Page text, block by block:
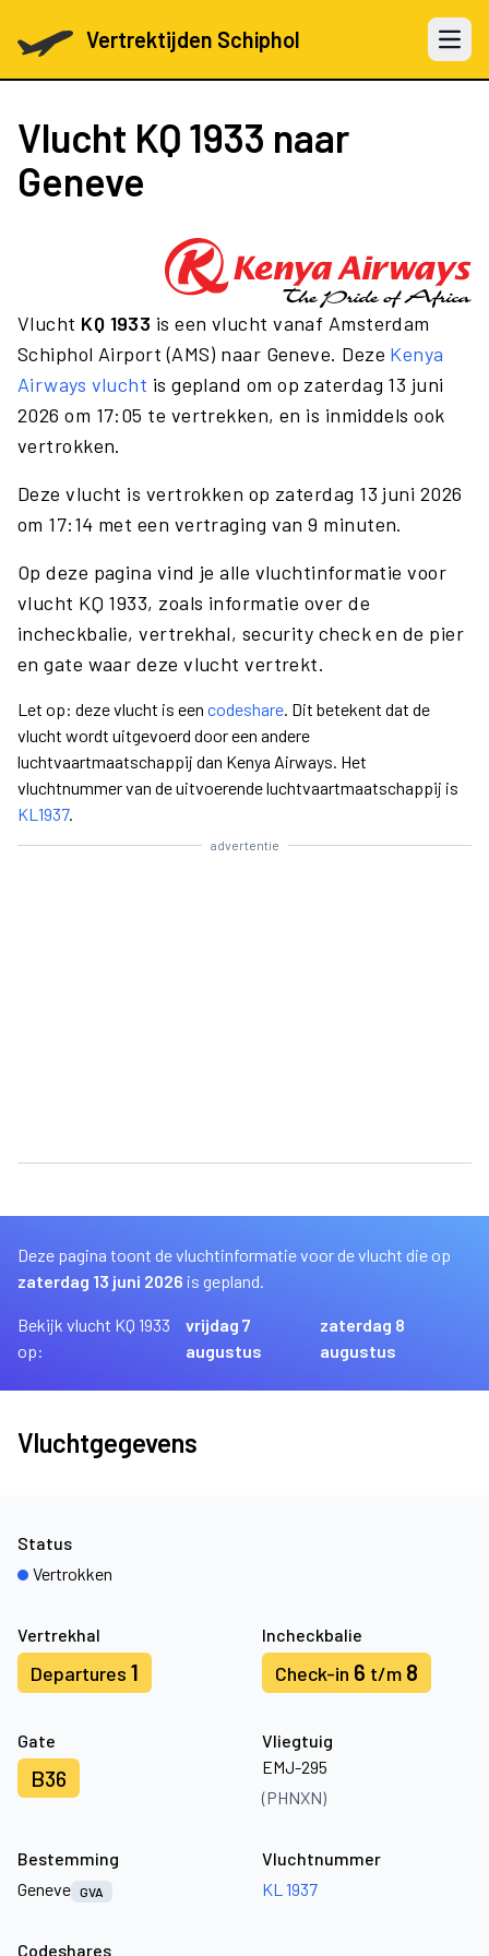
Vertrektijden Schiphol Open
Vlucht KQ 1933 naar
Geneve
Vlucht KQ 1933 is een vlucht vanaf Amsterdam
Schiphol Airport (AMS) naar Geneve. Deze Kenya
Airways vlucht is gepland om op zaterdag 13 juni
2026 om 17:05 te vertrekken, en is inmiddels ook
vertrokken.
Deze vlucht is vertrokken op zaterdag 13 juni 2026
om 17:14 met een vertraging van 9 minuten.
Op deze pagina vind je alle vluchtinformatie voor
vlucht KQ 1933, zoals informatie over de
incheckbalie, vertrekhal, security check en de pier
en gate waar deze vlucht vertrekt.
Let op: deze vlucht is een codeshare. Dit betekent dat de
vlucht wordt uitgevoerd door een andere
luchtvaartmaatschappij dan Kenya Airways. Het
vluchtnummer van de uitvoerende luchtvaartmaatschappij is
KL1937.
advertentie
Deze pagina toont de vluchtinformatie voor de vlucht die op
zaterdag 13 juni 2026 is gepland.
Bekijk vlucht KQ 1933
op:
vrijdag 7
augustus
zaterdag 8
augustus
Vluchtgegevens
Vertrekhal
Departures 1
Incheckbalie
Check-in 6 t/m 8
Gate
B36
Vliegtuig
EMJ-295
(PHNXN)
Status
Vertrokken
Bestemming
Geneve GVA
Vluchtnummer
KL 1937
Codeshares